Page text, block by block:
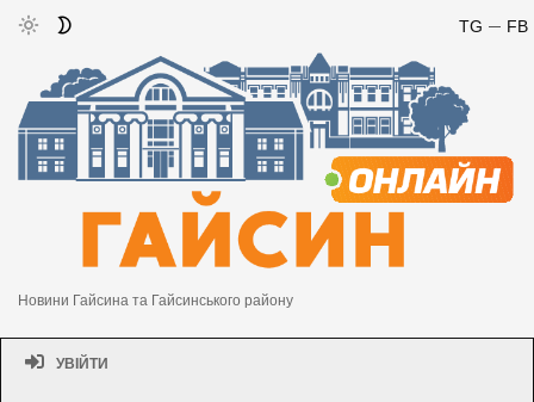
FB
TG
Новини Гайсина та Гайсинського району
УВІЙТИ